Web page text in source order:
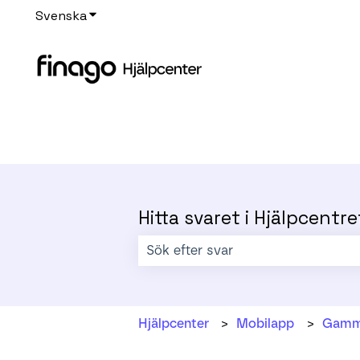
SvenskaVisa undermenyer för översättningar
Hitta svaret i
Hjälpcenter Mobilapp